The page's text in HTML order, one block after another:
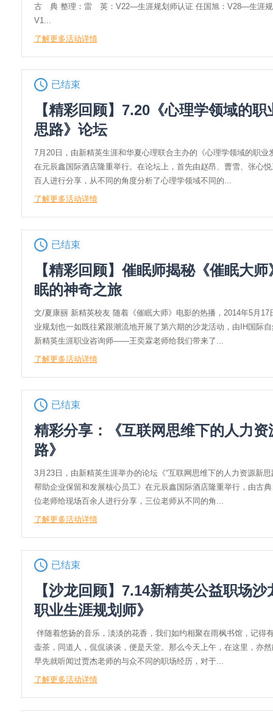
古 典 整理：雷 英：V22—生涯规划师认证 任国旭：V28—生涯
V1...
了解更多活动详情
已结束
【精彩回顾】7.20《心理学领域的职
思路》论坛
7月20日，由新精英生涯和华夏心理联合主办的《心理学领域的职业
在元辰鑫国际酒店隆重举行。在论坛上，首先由赵昂、曹雪、张心
百人进行分享，从不同的角度分析了心理学领域不同的...
了解更多活动详情
已结束
【精彩回顾】催眠师揭秘《催眠大
眠的神奇之旅
文/夏康丽 新精英校友 随着《催眠大师》电影的热播，2014年5月17
业规划也一如既往紧跟潮流地开展了第六期的沙龙活动，由IH国际
新精英生涯职业咨询师——王奕霖老师给我们带来了...
了解更多活动详情
已结束
精彩分享：《互联网思维下的人力资
路》
3月23日，由新精英生涯举办的论坛《“互联网思维下的人力资源新
帮助企业保留和发展核心员工》在元辰鑫国际酒店隆重举行，由古
位老师给现场百余人进行分享，三位老师从不同的角...
了解更多活动详情
已结束
【沙龙回顾】7.14新精英公益职场沙
职业生涯规划师》
伴随着悠扬的音乐，淡淡的花香，我们如约相聚在雨枫书馆，记得
壶茶，同道人，侃侃谈谈，便是天堂。那么今天上午，在这里，亦
早先就听闻过贾杰老师的与众不同的职场经历，对于...
了解更多活动详情